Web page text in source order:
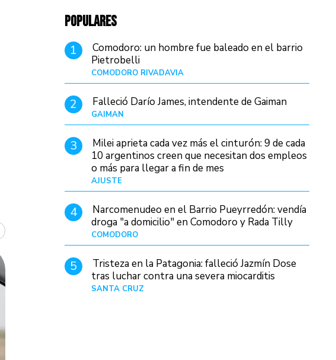
POPULARES
1
Comodoro: un hombre fue baleado en el barrio
Pietrobelli
COMODORO RIVADAVIA
2 Falleció Darío James, intendente de Gaiman
GAIMAN
3
Milei aprieta cada vez más el cinturón: 9 de cada
10 argentinos creen que necesitan dos empleos
o más para llegar a fin de mes
AJUSTE
4
Narcomenudeo en el Barrio Pueyrredón: vendía
droga "a domicilio" en Comodoro y Rada Tilly
COMODORO
5
Tristeza en la Patagonia: falleció Jazmín Dose
tras luchar contra una severa miocarditis
SANTA CRUZ